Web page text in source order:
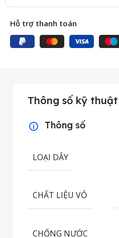
Hỗ trợ thanh toán
Thông số kỹ thuật
Thông số
LOẠI DÂY
CHẤT LIỆU VỎ
CHỐNG NƯỚC